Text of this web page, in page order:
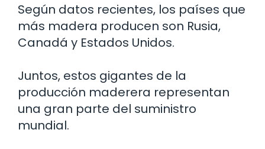
Según datos recientes, los países que
más madera producen son Rusia,
Canadá y Estados Unidos.
Juntos, estos gigantes de la
producción maderera representan
una gran parte del suministro
mundial.